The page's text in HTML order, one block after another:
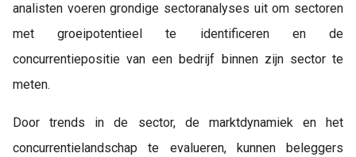
analisten voeren grondige sectoranalyses uit om sectoren
met groeipotentieel te identificeren en de
concurrentiepositie van een bedrijf binnen zijn sector te
meten.
Door trends in de sector, de marktdynamiek en het
concurrentielandschap te evalueren, kunnen beleggers